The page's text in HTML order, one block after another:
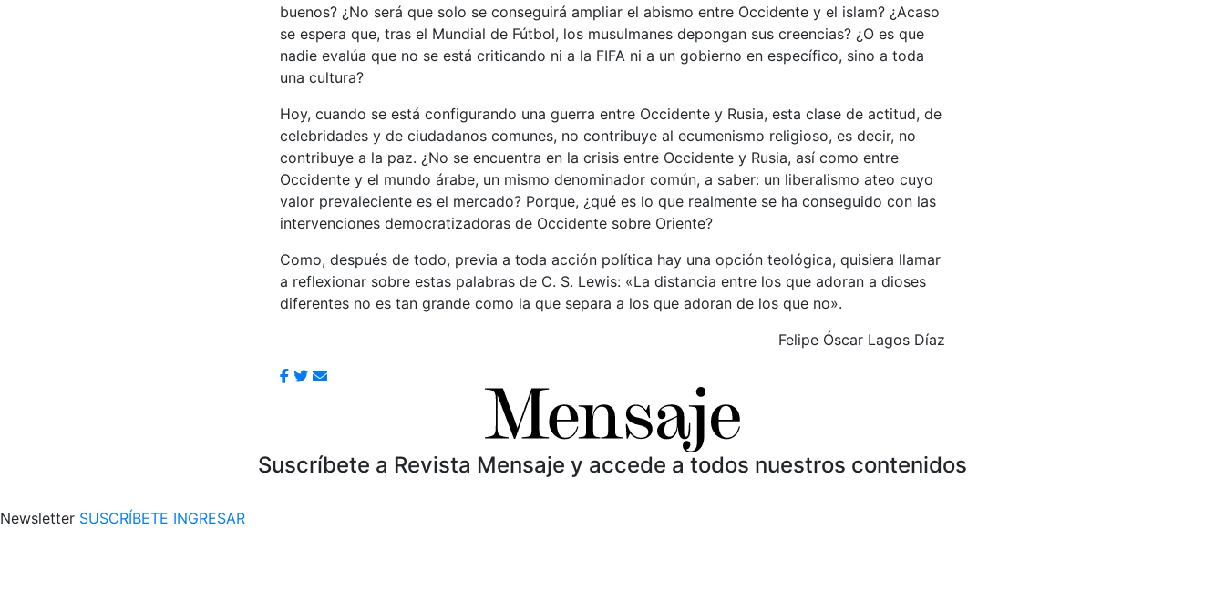
buenos? ¿No será que solo se conseguirá ampliar el abismo entre Occidente y el islam? ¿Acaso
se espera que, tras el Mundial de Fútbol, los musulmanes depongan sus creencias? ¿O es que
nadie evalúa que no se está criticando ni a la FIFA ni a un gobierno en específico, sino a toda
una cultura?
Hoy, cuando se está configurando una guerra entre Occidente y Rusia, esta clase de actitud, de
celebridades y de ciudadanos comunes, no contribuye al ecumenismo religioso, es decir, no
contribuye a la paz. ¿No se encuentra en la crisis entre Occidente y Rusia, así como entre
Occidente y el mundo árabe, un mismo denominador común, a saber: un liberalismo ateo cuyo
valor prevaleciente es el mercado? Porque, ¿qué es lo que realmente se ha conseguido con las
intervenciones democratizadoras de Occidente sobre Oriente?
Como, después de todo, previa a toda acción política hay una opción teológica, quisiera llamar
a reflexionar sobre estas palabras de C. S. Lewis: «La distancia entre los que adoran a dioses
diferentes no es tan grande como la que separa a los que adoran de los que no».
Felipe Óscar Lagos Díaz
Suscríbete a Revista Mensaje y accede a todos nuestros contenidos
Newsletter SUSCRÍBETE INGRESAR